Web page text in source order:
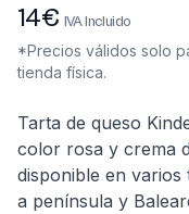
Información del
14€ IVA Incluido
*Precios válidos solo
tienda física.
Descripción
Tarta de queso
color rosa y crema
disponible en varios
a península y